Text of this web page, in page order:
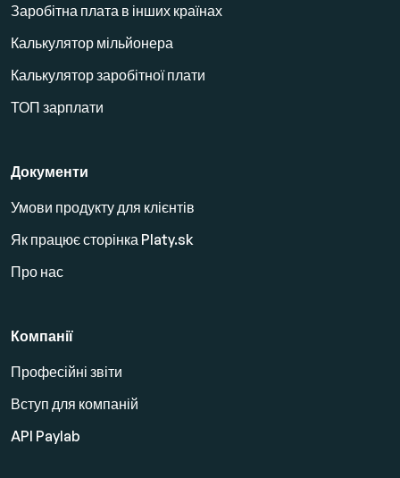
Заробітна плата в інших країнах
Калькулятор мільйонера
Калькулятор заробітної плати
ТОП зарплати
Документи
Умови продукту для клієнтів
Як працює сторінка Platy.sk
Про нас
Компанії
Професійні звіти
Вступ для компаній
API Paylab